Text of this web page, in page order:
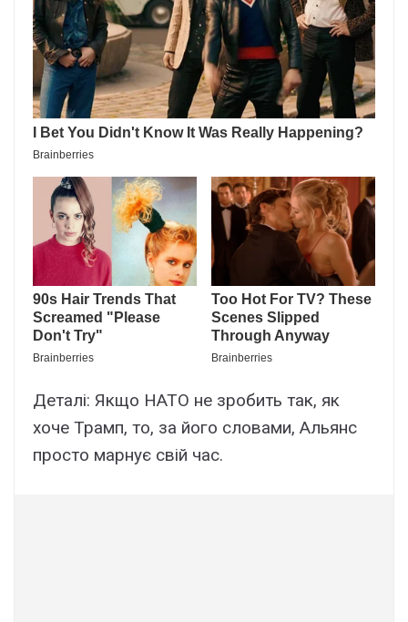
Деталі: Якщо НАТО не зробить так, як
хоче Трамп, то, за його словами, Альянс
просто марнує свій час.